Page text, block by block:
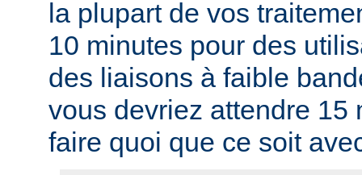
la plupart de vos
10 minutes pour des
des liaisons à faible
vous devriez attendre 15
faire quoi que ce soit